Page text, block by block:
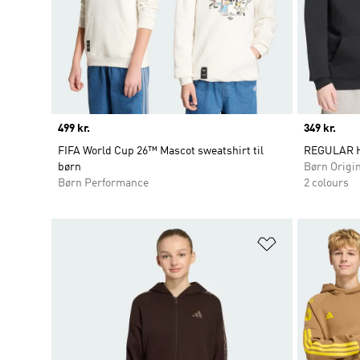
Price
499 kr.
FIFA World Cup 26™ Mascot sweatshirt til
børn
Børn Performance
Price
349 kr.
REGULAR
Børn
2 colours
Føj til